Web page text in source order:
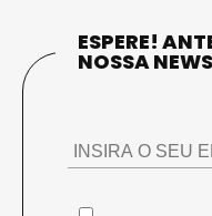
ESPERE!
NOSSA